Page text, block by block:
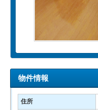
物件情報
住所